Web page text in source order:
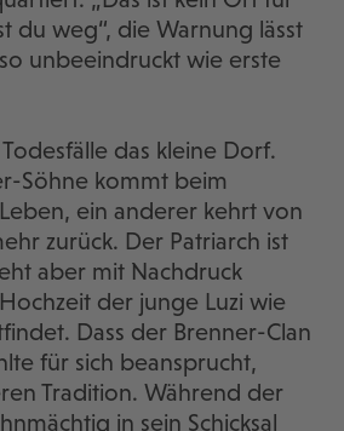
du weg“, die Warnung lässt
unbeeindruckt wie erste
das kleine Dorf.
Söhne kommt beim
ein anderer kehrt von
zurück. Der Patriarch ist
aber mit Nachdruck
der junge Luzi wie
Dass der Brenner-Clan
für sich beansprucht,
Tradition. Während der
in sein Schicksal